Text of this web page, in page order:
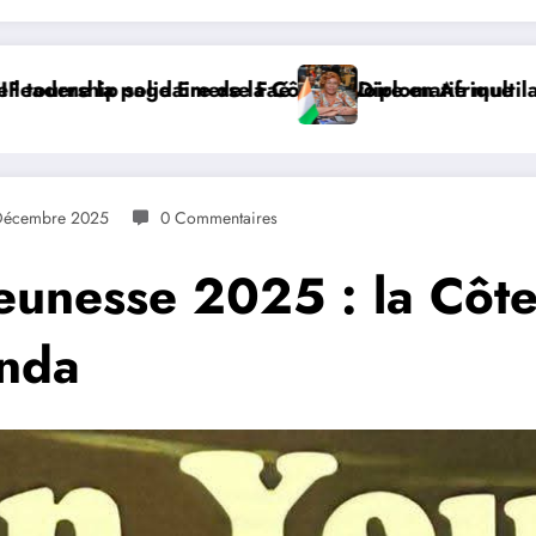
Nialé Kaba porte la voix de la Côte d’Ivoire et
𝐉𝐎𝐉 𝐃𝐀𝐊𝐀𝐑 𝟐𝟎𝟐𝟔 : 𝐋𝐄𝐒 𝐀𝐓𝐇𝐋È𝐓𝐄𝐒
2025 0 Commentaires
2025 : la